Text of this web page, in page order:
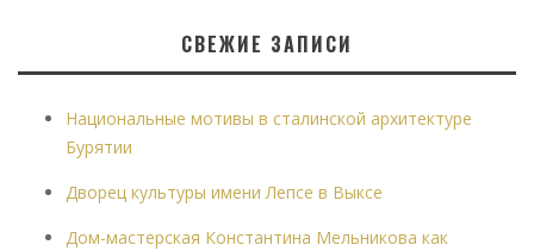
СВЕЖИЕ ЗАПИСИ
Национальные мотивы в сталинской архитектуре
Бурятии
Дворец культуры имени Лепсе в Выксе
Дом-мастерская Константина Мельникова как